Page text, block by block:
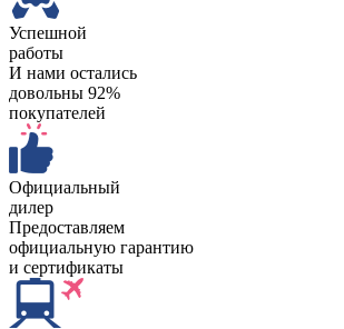
Успешной
работы
И нами остались
довольны 92%
покупателей
Официальный
дилер
Предоставляем
официальную гарантию
и сертификаты